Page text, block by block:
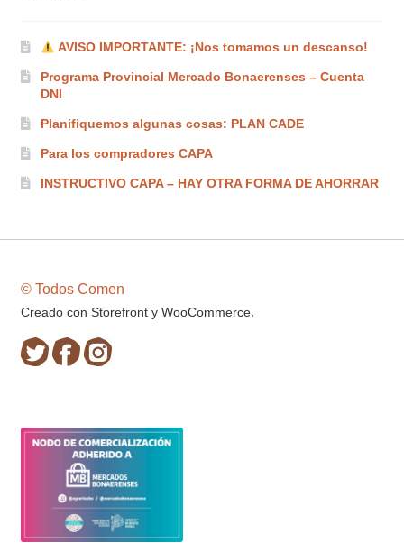
AVISO IMPORTANTE: ¡Nos tomamos un descanso!
Programa Provincial Mercado Bonaerenses – Cuenta
DNI
Planifiquemos algunas cosas: PLAN CADE
Para los compradores CAPA
INSTRUCTIVO CAPA – HAY OTRA FORMA DE AHORRAR
© Todos Comen
Creado con Storefront y WooCommerce.